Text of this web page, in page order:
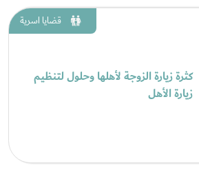
قضايا اسرية
كثرة زيارة الزوجة لأهلها وحلول لتنظيم
زيارة الأهل